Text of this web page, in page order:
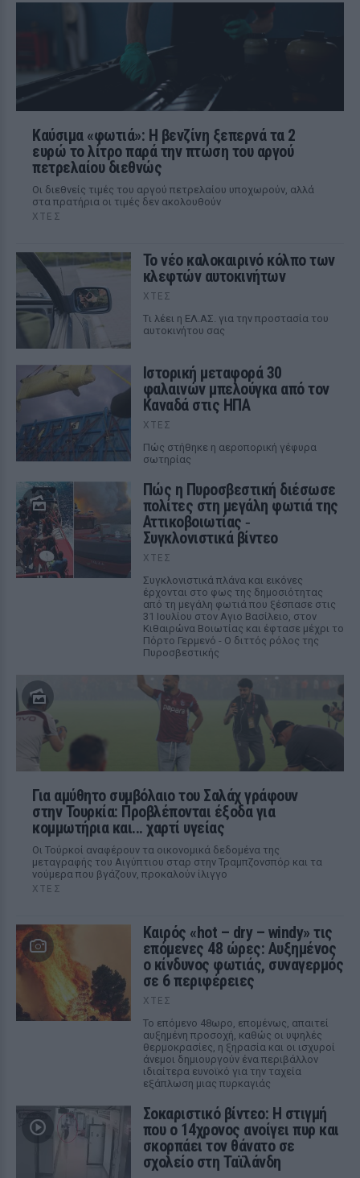
Καύσιμα «φωτιά»: Η βενζίνη ξεπερνά τα 2
ευρώ το λίτρο παρά την πτώση του αργού
πετρελαίου διεθνώς
Οι διεθνείς τιμές του αργού πετρελαίου υποχωρούν, αλλά
στα πρατήρια οι τιμές δεν ακολουθούν
ΧΤΕΣ
Το νέο καλοκαιρινό κόλπο των
κλεφτών αυτοκινήτων
ΧΤΕΣ
Tι λέει η ΕΛ.ΑΣ. για την προστασία του
αυτοκινήτου σας
Ιστορική μεταφορά 30
φαλαινών μπελούγκα από τον
Καναδά στις ΗΠΑ
ΧΤΕΣ
Πώς στήθηκε η αεροπορική γέφυρα
σωτηρίας
Πώς η Πυροσβεστική διέσωσε
πολίτες στη μεγάλη φωτιά της
Αττικοβοιωτίας ‑
Συγκλονιστικά βίντεο
ΧΤΕΣ
Συγκλονιστικά πλάνα και εικόνες
έρχονται στο φως της δημοσιότητας
από τη μεγάλη φωτιά που ξέσπασε στις
31 Ιουλίου στον Αγιο Βασίλειο, στον
Κιθαιρώνα Βοιωτίας και έφτασε μέχρι το
Πόρτο Γερμενό - Ο διττός ρόλος της
Πυροσβεστικής
Για αμύθητο συμβόλαιο του Σαλάχ γράφουν
στην Τουρκία: Προβλέπονται έξοδα για
κομμωτήρια και... χαρτί υγείας
Οι Τούρκοί αναφέρουν τα οικονομικά δεδομένα της
μεταγραφής του Αιγύπτιου σταρ στην Τραμπζονσπόρ και τα
νούμερα που βγάζουν, προκαλούν ίλιγγο
ΧΤΕΣ
Καιρός «hot – dry – windy» τις
επόμενες 48 ώρες: Αυξημένος
ο κίνδυνος φωτιάς, συναγερμός
σε 6 περιφέρειες
ΧΤΕΣ
Το επόμενο 48ωρο, επομένως, απαιτεί
αυξημένη προσοχή, καθώς οι υψηλές
θερμοκρασίες, η ξηρασία και οι ισχυροί
άνεμοι δημιουργούν ένα περιβάλλον
ιδιαίτερα ευνοϊκό για την ταχεία
εξάπλωση μιας πυρκαγιάς
Σοκαριστικό βίντεο: Η στιγμή
που ο 14χρονος ανοίγει πυρ και
σκορπάει τον θάνατο σε
σχολείο στη Ταϊλάνδη